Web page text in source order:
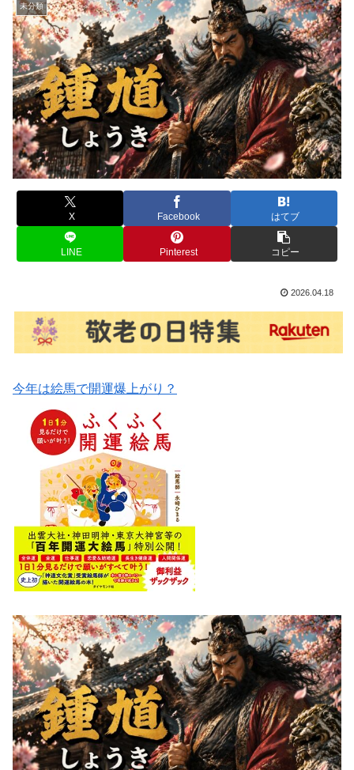
未分類
X Facebook はてブ
LINE Pinterest コピー
2026.04.18
今年は絵馬で開運爆上がり？